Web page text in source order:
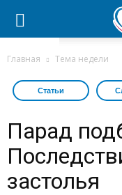
Главная Тема недели
Статьи
Парад
застолья